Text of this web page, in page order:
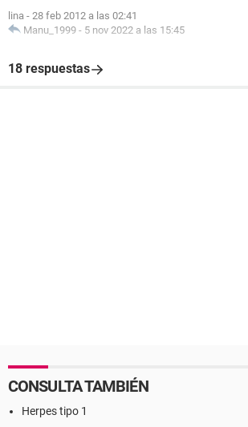
lina - 28 feb 2012 a las 02:41
Manu_1999 - 5 nov 2022 a las 15:45
18 respuestas
CONSULTA TAMBIÉN
Herpes tipo 1